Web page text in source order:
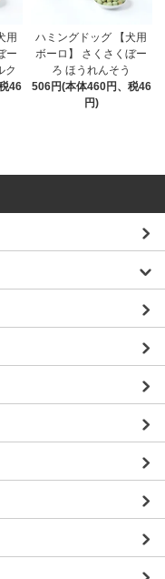
用
ー
ク
46
ハミングドッグ 【犬用
ボーロ】 さくさくぼー
ろ ほうれんそう
506円(本体460円、税46
円)